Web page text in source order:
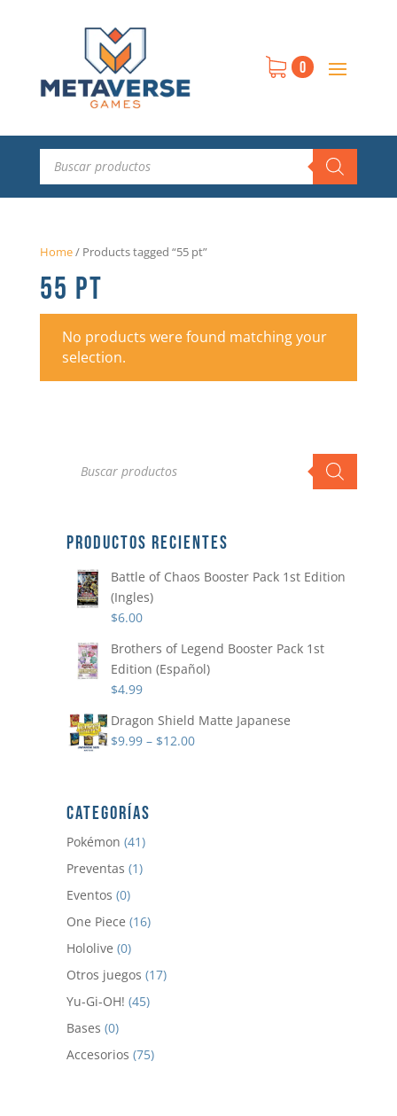
0
Búsqueda
productos
Home/ Products tagged “55 pt”
55 PT
No products were found matching your
selection.
productos
PRODUCTOS RECIENTES
Battle of Chaos Booster Pack 1st Edition
(Ingles)
$6.00
Brothers of Legend Booster Pack 1st
Edition (Español)
$4.99
Dragon Shield Matte Japanese
$9.99– $12.00
CATEGORÍAS
Pokémon (41)
Preventas (1)
Eventos (0)
One Piece (16)
Hololive (0)
Otros juegos (17)
Yu-Gi-OH! (45)
Bases (0)
Accesorios (75)